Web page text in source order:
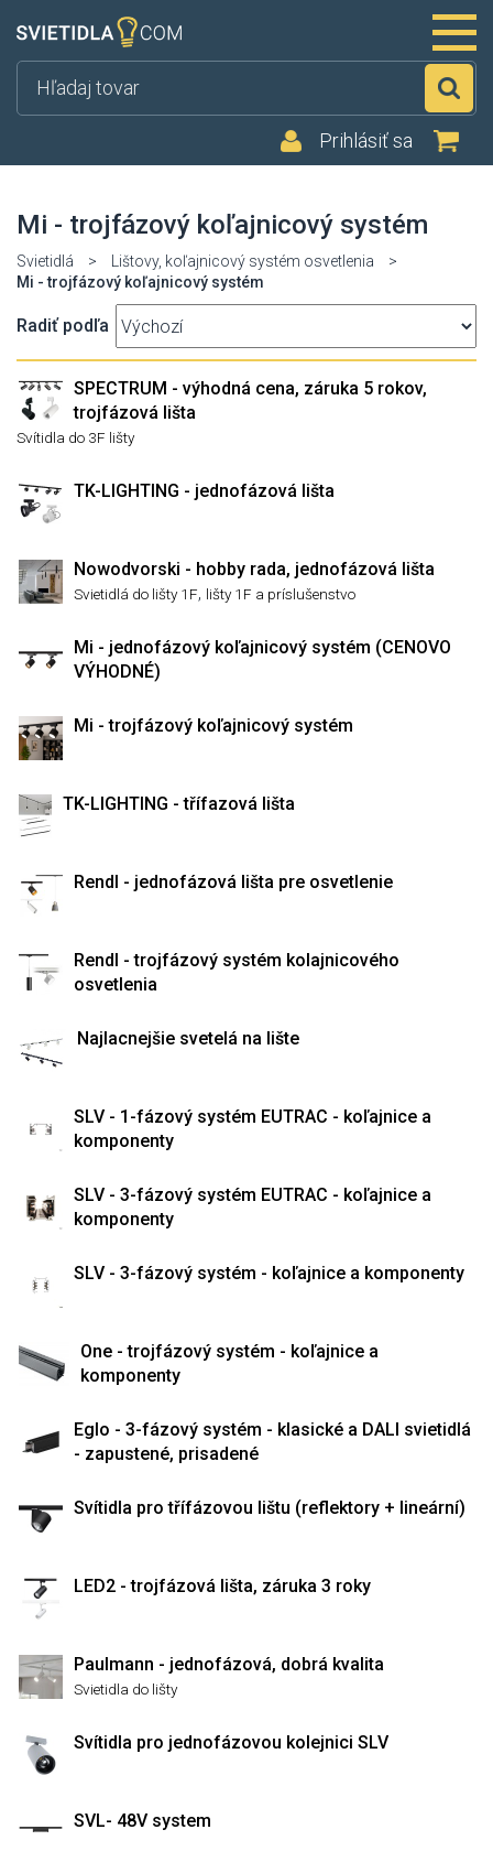
Prihlásiť sa
Mi - trojfázový koľajnicový systém
Svietidlá > Lištovy, koľajnicový systém osvetlenia
>
Mi - trojfázový koľajnicový systém
Radiť podľa
SPECTRUM - výhodná cena, záruka 5 rokov,
trojfázová lišta
Svítidla do 3F lišty
TK-LIGHTING - jednofázová lišta
Nowodvorski - hobby rada, jednofázová lišta
Svietidlá do lišty 1F, lišty 1F a príslušenstvo
Mi - jednofázový koľajnicový systém (CENOVO
VÝHODNÉ)
Mi - trojfázový koľajnicový systém
TK-LIGHTING - třífazová lišta
Rendl - jednofázová lišta pre osvetlenie
Rendl - trojfázový systém kolajnicového
osvetlenia
Najlacnejšie svetelá na lište
SLV - 1-fázový systém EUTRAC - koľajnice a
komponenty
SLV - 3-fázový systém EUTRAC - koľajnice a
komponenty
SLV - 3-fázový systém - koľajnice a komponenty
One - trojfázový systém - koľajnice a
komponenty
Eglo - 3-fázový systém - klasické a DALI svietidlá
- zapustené, prisadené
Svítidla pro třífázovou lištu (reflektory + lineární)
LED2 - trojfázová lišta, záruka 3 roky
Paulmann - jednofázová, dobrá kvalita
Svietidla do lišty
Svítidla pro jednofázovou kolejnici SLV
SVL- 48V system